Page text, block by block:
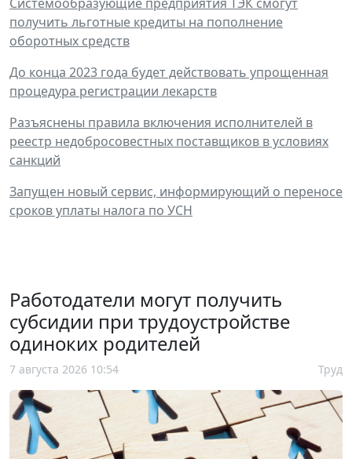
получить льготные кредиты на пополнение
оборотных средств
До конца 2023 года будет действовать упрощенная
процедура регистрации лекарств
Разъяснены правила включения исполнителей в
реестр недобросовестных поставщиков в условиях
санкций
Запущен новый сервис, информирующий о переносе
сроков уплаты налога по УСН
Работодатели могут получить
субсидии при трудоустройстве
одиноких родителей
7 августа 2026 10:54 Труд